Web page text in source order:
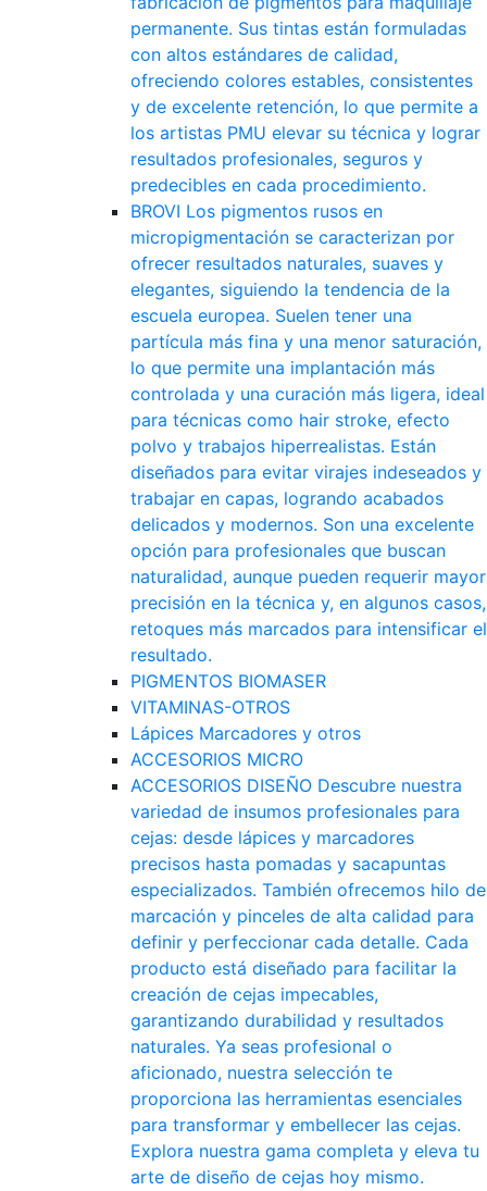
permanente. Sus tintas están formuladas
con altos estándares de calidad,
ofreciendo colores estables, consistentes
y de excelente retención, lo que permite a
los artistas PMU elevar su técnica y lograr
resultados profesionales, seguros y
predecibles en cada procedimiento.
BROVI Los pigmentos rusos en
micropigmentación se caracterizan por
ofrecer resultados naturales, suaves y
elegantes, siguiendo la tendencia de la
escuela europea. Suelen tener una
partícula más fina y una menor saturación,
lo que permite una implantación más
controlada y una curación más ligera, ideal
para técnicas como hair stroke, efecto
polvo y trabajos hiperrealistas. Están
diseñados para evitar virajes indeseados y
trabajar en capas, logrando acabados
delicados y modernos. Son una excelente
opción para profesionales que buscan
naturalidad, aunque pueden requerir mayor
precisión en la técnica y, en algunos casos,
retoques más marcados para intensificar el
resultado.
PIGMENTOS BIOMASER
VITAMINAS-OTROS
Lápices Marcadores y otros
ACCESORIOS MICRO
ACCESORIOS DISEÑO Descubre nuestra
variedad de insumos profesionales para
cejas: desde lápices y marcadores
precisos hasta pomadas y sacapuntas
especializados. También ofrecemos hilo de
marcación y pinceles de alta calidad para
definir y perfeccionar cada detalle. Cada
producto está diseñado para facilitar la
creación de cejas impecables,
garantizando durabilidad y resultados
naturales. Ya seas profesional o
aficionado, nuestra selección te
proporciona las herramientas esenciales
para transformar y embellecer las cejas.
Explora nuestra gama completa y eleva tu
arte de diseño de cejas hoy mismo.